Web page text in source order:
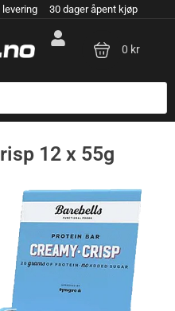
30 dager åpent kjøp
0 kr
12 x 55g